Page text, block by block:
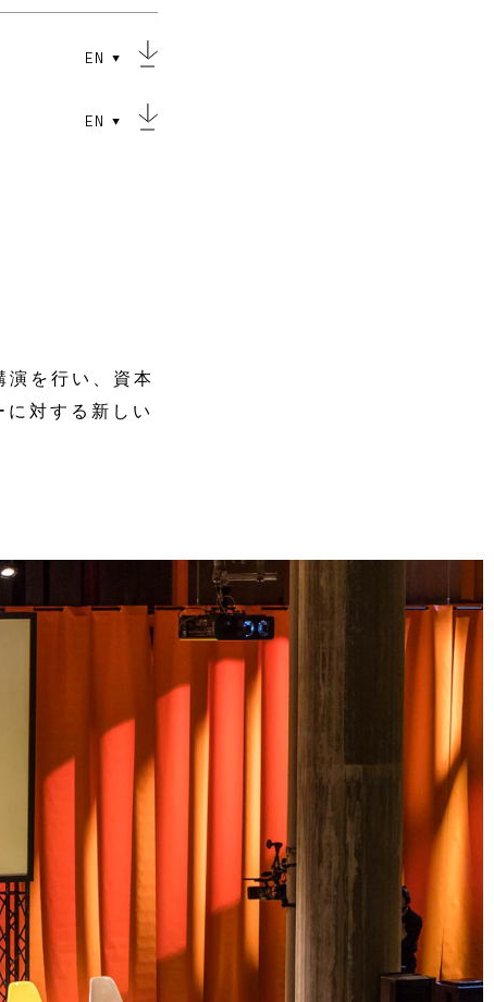
EN
EN
を行い、資本
対する新しい